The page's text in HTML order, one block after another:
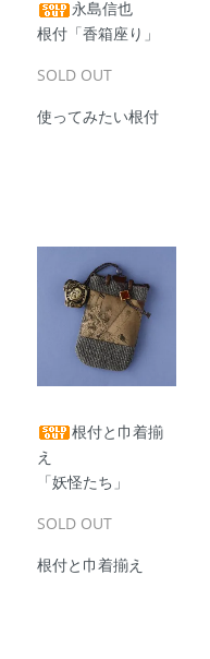
永島信也
根付「香箱座り」
SOLD OUT
使ってみたい根付
根付と巾着揃
え
「妖怪たち」
SOLD OUT
根付と巾着揃え